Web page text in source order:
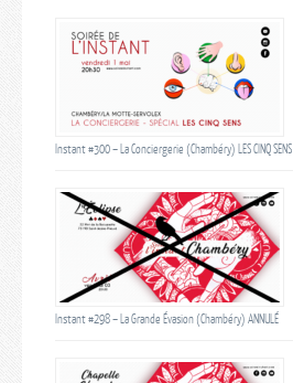
Instant #300 – La Conciergerie (Chambéry) LES CINQ SENS
Instant #298 – La Grande Évasion (Chambéry) ANNULÉ